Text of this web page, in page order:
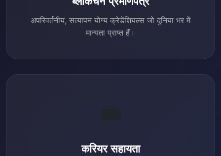
अपरिवर्तनीय, सत्यापन योग्य क्रेडेंशियल्स जो दुनिया भर में
मान्यता प्राप्त हैं।
करियर सहायता